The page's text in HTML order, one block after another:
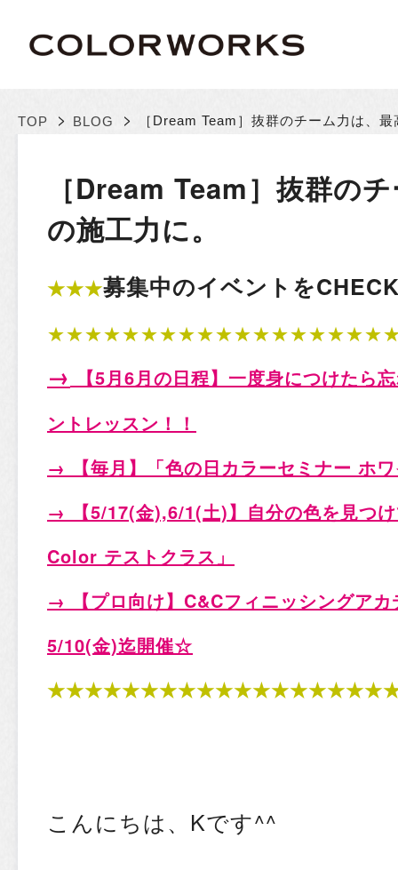
TOP > BLOG > ［Dream Team］抜群のチーム力は、
［Dream Team］抜群の
の施工力に。
★★★募集中のイベントを
→ 【5月6月の日程】一度身につけたら
ントレッスン！！
→ 【毎月】「色の日カラーセミナー ホ
→ 【5/17(金),6/1(土)】自分の色を見つ
Color テストクラス」
→ 【プロ向け】C&Cフィニッシングア
5/10(金)迄開催☆
こんにちは、Kです^^